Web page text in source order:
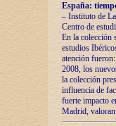
España:
– Instituto de
Centro de
En la colección
estudios
atención
2008, los
la colección
influencia de
fuerte impacto
Madrid,